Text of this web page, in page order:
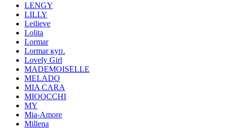
LENGY
LILLY
Leilieve
Lolita
Lormar
Lormar куп.
Lovely Girl
MADEMOISELLE
MELADO
MIA CARA
MIOOCCHI
MY
Mia-Amore
Millena